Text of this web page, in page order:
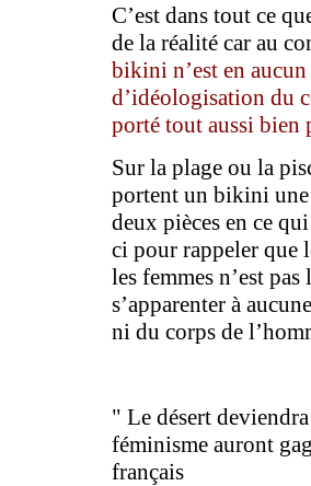
C’est dans tout ce
de la réalité car au
bikini n’est en
d’idéologisation du
porté tout aussi bien
Sur la plage ou la
portent un bikini une
deux pièces en ce
ci pour rappeler que
les femmes n’est
s’apparenter à
ni du corps de
" Le désert
féminisme auront
français